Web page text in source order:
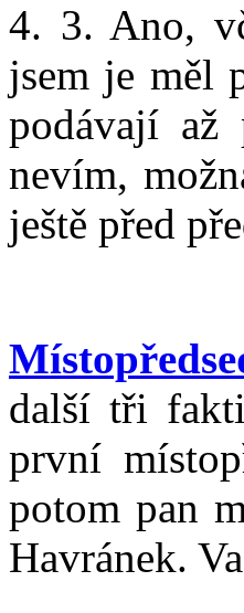
4. 3. Ano,
jsem je měl
podávají
nevím,
ještě před
další tři
první
potom pan
Havránek.